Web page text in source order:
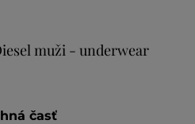
muži - underwear
časť